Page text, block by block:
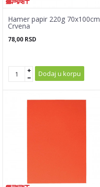
Hamer papir 220g 70x100cm
Crvena
78,00 RSD
Dodaj u korpu